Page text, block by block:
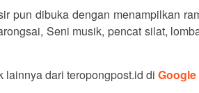
pun dibuka dengan menampilkan
Seni musik, pencat silat,
lainnya dari teropongpost.id di